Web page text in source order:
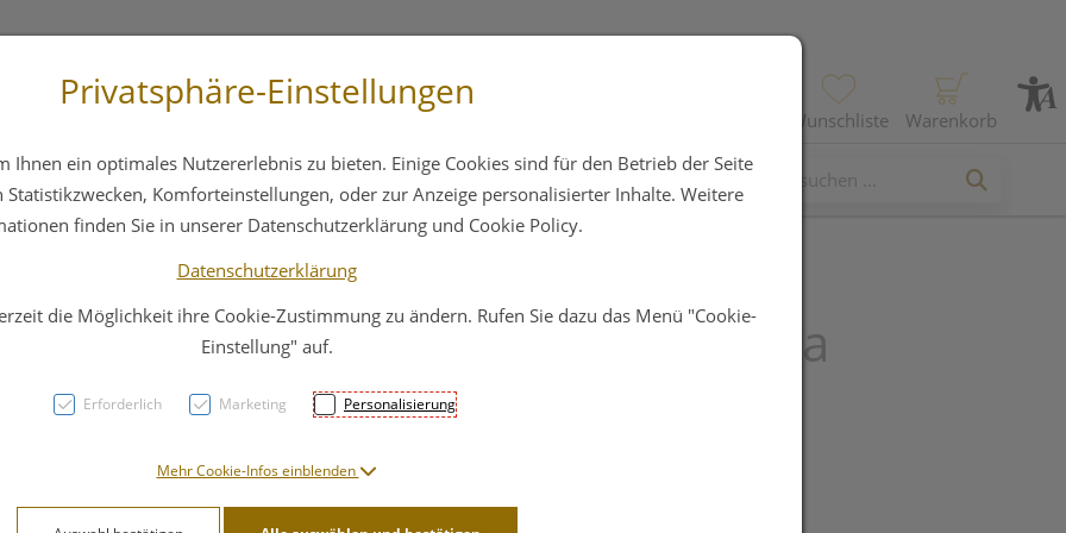
Wunschliste Warenkorb
Hautpflege Familie Nahrungsergänzung
Solum Comp Wala
Globuli 20g
12,80 EUR
Privatsphäre-Einstellungen
Ihnen ein optimales Nutzererlebnis zu bieten. Einige Cookies sind für den Betrieb der Seite
Komforteinstellungen, oder zur Anzeige personalisierter Inhalte. Weitere
finden Sie in unserer Datenschutzerklärung und Cookie Policy.
Datenschutzerklärung
die Möglichkeit ihre Cookie-Zustimmung zu ändern. Rufen Sie dazu das Menü "Cookie-
Einstellung" auf.
Erforderlich Marketing Personalisierung
Mehr Cookie-Infos einblenden